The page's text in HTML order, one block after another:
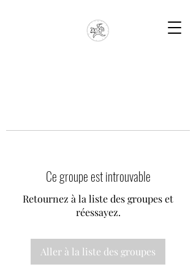
Ce groupe est introuvable
Retournez à la liste des groupes et
réessayez.
Aller à la liste des groupes